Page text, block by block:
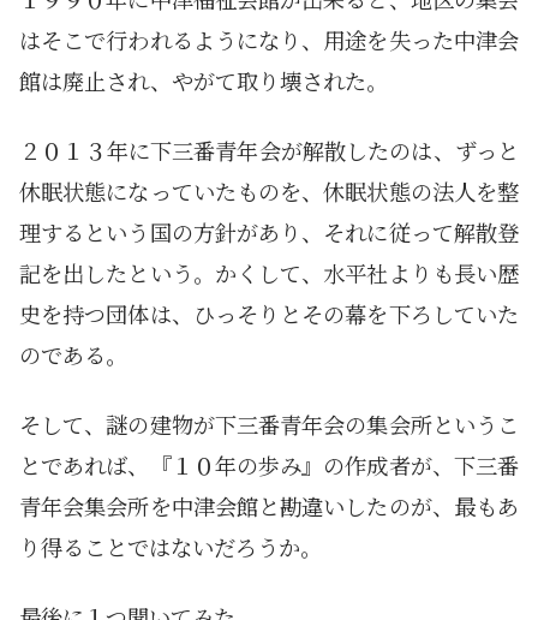
はそこで行われるようになり、用途を失った中津会
館は廃止され、やがて取り壊された。
２０１３年に下三番青年会が解散したのは、ずっと
休眠状態になっていたものを、休眠状態の法人を整
理するという国の方針があり、それに従って解散登
記を出したという。かくして、水平社よりも長い歴
史を持つ団体は、ひっそりとその幕を下ろしていた
のである。
そして、謎の建物が下三番青年会の集会所というこ
とであれば、『１０年の歩み』の作成者が、下三番
青年会集会所を中津会館と勘違いしたのが、最もあ
り得ることではないだろうか。